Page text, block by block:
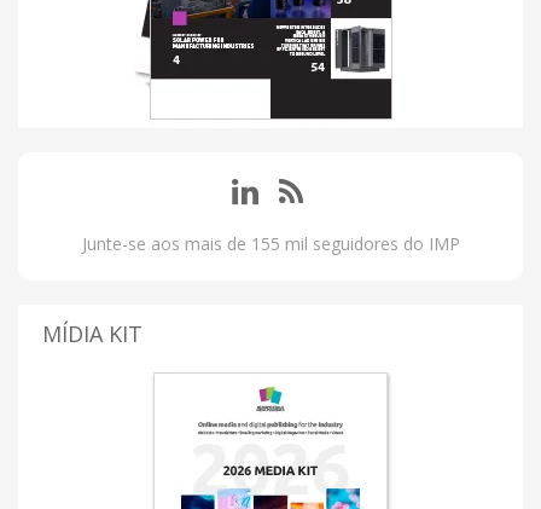
Junte-se aos mais de 155 mil seguidores do IMP
MÍDIA KIT